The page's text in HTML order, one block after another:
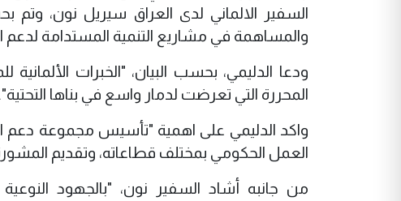
السفير الالماني لدى العراق سيريل نون، وتم
والمساهمة في مشاريع التنمية المستدامة لدعم
ودعا الدليمي، بحسب البيان، "الخبرات
المحررة التي تعرضت لدمار واسع في بناها التحتية".
واكد الدليمي على اهمية "تأسيس مجموعة دعم
العمل الحكومي بمختلف قطاعاته، وتقديم
من جانبه أشاد السفير نون، "بالجهود